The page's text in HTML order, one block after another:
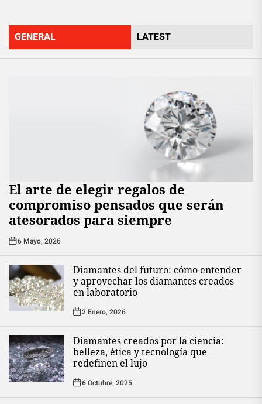
GENERAL LATEST
El arte de elegir regalos de
compromiso pensados que serán
atesorados para siempre
6 Mayo, 2026
Diamantes del futuro: cómo entender
y aprovechar los diamantes creados
en laboratorio
2 Enero, 2026
Diamantes creados por la ciencia:
belleza, ética y tecnología que
redefinen el lujo
6 Octubre, 2025